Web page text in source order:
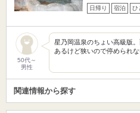
日帰り 宿泊 ひ
50代～
男性
星乃岡温泉のちょい高級版
あるけど狭いので停められな
関連情報から探す